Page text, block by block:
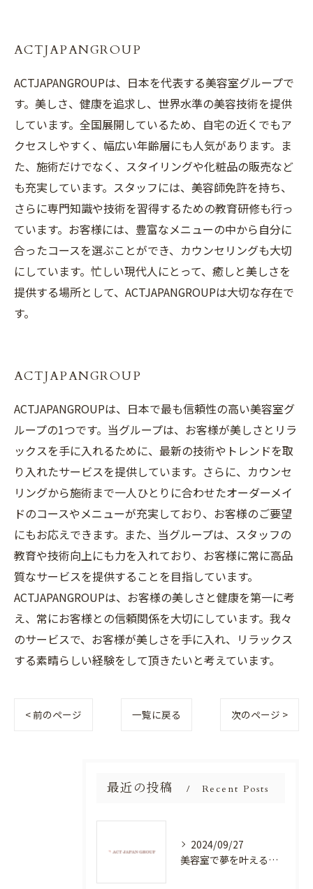
ACTJAPANGROUP
ACTJAPANGROUPは、日本を代表する美容室グループで
す。美しさ、健康を追求し、世界水準の美容技術を提供
しています。全国展開しているため、自宅の近くでもア
クセスしやすく、幅広い年齢層にも人気があります。ま
た、施術だけでなく、スタイリングや化粧品の販売など
も充実しています。スタッフには、美容師免許を持ち、
さらに専門知識や技術を習得するための教育研修も行っ
ています。お客様には、豊富なメニューの中から自分に
合ったコースを選ぶことができ、カウンセリングも大切
にしています。忙しい現代人にとって、癒しと美しさを
提供する場所として、ACTJAPANGROUPは大切な存在で
す。
ACTJAPANGROUP
ACTJAPANGROUPは、日本で最も信頼性の高い美容室グ
ループの1つです。当グループは、お客様が美しさとリラ
ックスを手に入れるために、最新の技術やトレンドを取
り入れたサービスを提供しています。さらに、カウンセ
リングから施術まで一人ひとりに合わせたオーダーメイ
ドのコースやメニューが充実しており、お客様のご要望
にもお応えできます。また、当グループは、スタッフの
教育や技術向上にも力を入れており、お客様に常に高品
質なサービスを提供することを目指しています。
ACTJAPANGROUPは、お客様の美しさと健康を第一に考
え、常にお客様との信頼関係を大切にしています。我々
のサービスで、お客様が美しさを手に入れ、リラックス
する素晴らしい経験をして頂きたいと考えています。
< 前のページ 一覧に戻る 次のページ >
最近の投稿 Recent Posts
2024/09/27
美容室で夢を叶える！自分を磨く新たなチャンス